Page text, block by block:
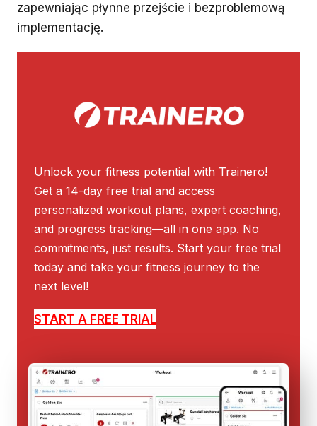
zapewniając płynne przejście i bezproblemową
implementację.
Unlock your fitness potential with Trainero!
Get a 14-day free trial and access
personalized workout plans, expert coaching,
and progress tracking—all in one app. No
commitments, just results. Start your free trial
today and take your fitness journey to the
next level!
START A FREE TRIAL